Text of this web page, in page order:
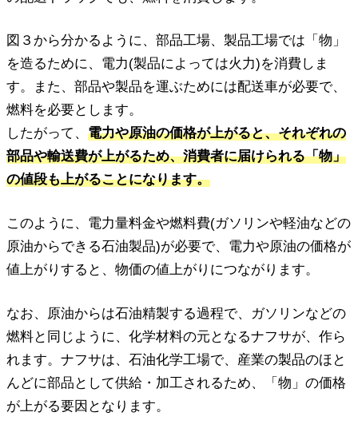
図３から分かるように、部品工場、製品工場では「物」
を造るために、電力(製品によっては火力)を消費しま
す。また、部品や製品を運ぶためには配送車が必要で、
燃料を必要とします。
したがって、 電力や原油の価格が上がると、それぞれの
部品や輸送費が上がるため、消費者に届けられる「物」
の値段も上がることになります。
このように、電力量料金や燃料費(ガソリンや軽油などの
原油からできる石油製品)が必要で、電力や原油の価格が
値上がりすると、物価の値上がりにつながります。
なお、原油からは石油精製する過程で、ガソリンなどの
燃料と同じように、化学材料の元となるナフサが、作ら
れます。ナフサは、石油化学工場で、産業の製品のほと
んどに部品として供給・加工されるため、「物」の価格
が上がる要因となります。